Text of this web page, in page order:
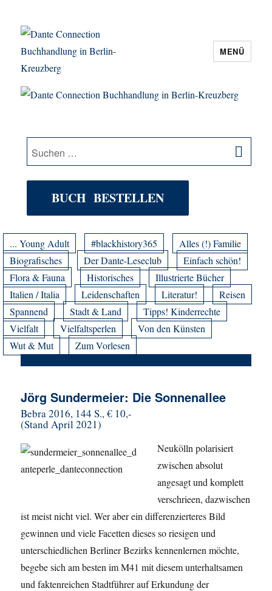
Dante Connection Buchhandlung in
MENÜ
Suche
nach:
BUCH BESTELLEN
... Young Adult #blackhistory365
Alles (!) Familie
Biografisches
Der Dante-Leseclub
Einfach schön!
Flora & Fauna
Historisches
Illustrierte Bücher
Italien / Italia
Leidenschaften Literatur!
Reisen
Spannend
Stadt & Land
Tipps! Kinderrechte
Vielfalt
Vielfaltsperlen
Von den Künsten
Wut & Mut
Zum Vorlesen
Jörg Sundermeier: Die Sonnenallee
Bebra 2016, 144 S., € 10,-
(Stand April 2021)
Neukölln polarisiert
zwischen absolut
angesagt und komplett
verschrieen, dazwischen
ist meist nicht viel. Wer aber ein differenzierteres Bild
gewinnen und viele Facetten dieses so riesigen und
unterschiedlichen Berliner Bezirks kennenlernen möchte,
begebe sich am besten im M41 mit diesem unterhaltsamen
und faktenreichen Stadtführer auf Erkundung der